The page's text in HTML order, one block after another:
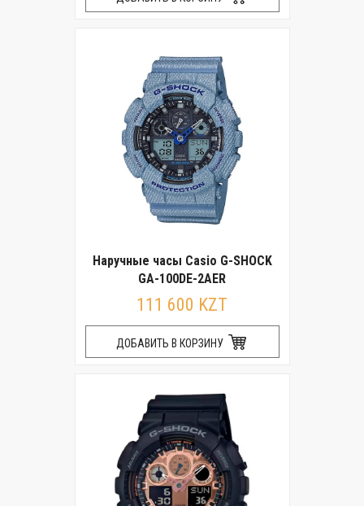
Наручные часы Casio G-SHOCK
GA-100DE-2AER
111 600 KZT
ДОБАВИТЬ В КОРЗИНУ